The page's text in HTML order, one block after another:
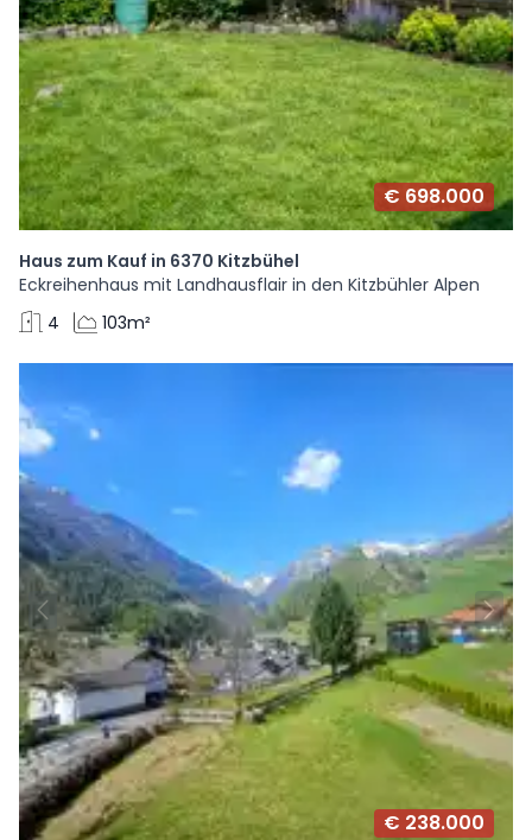
€ 698.000
Haus zum Kauf in 6370 Kitzbühel
Eckreihenhaus mit Landhausflair in den Kitzbühler Alpen
4
103m²
€ 238.000